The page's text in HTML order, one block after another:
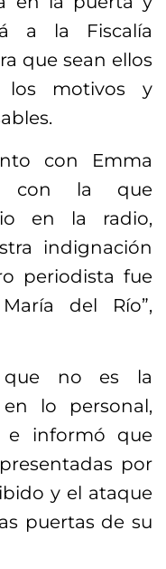
a la Fiscalía
que sean ellos
los motivos y
con Emma
con la que
en la radio,
indignación
periodista fue
del Río”,
que no es la
lo personal,
e informó que
por
y el ataque
puertas de su